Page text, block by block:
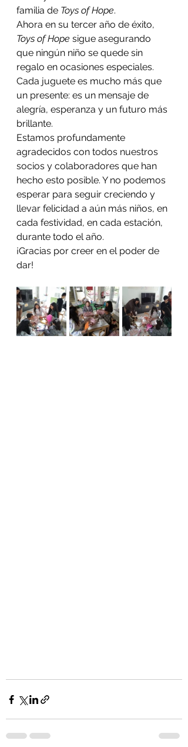
familia de Toys of Hope.
Ahora en su tercer año de éxito,
Toys of Hope sigue asegurando
que ningún niño se quede sin
regalo en ocasiones especiales.
Cada juguete es mucho más que
un presente: es un mensaje de
alegría, esperanza y un futuro más
brillante.
Estamos profundamente
agradecidos con todos nuestros
socios y colaboradores que han
hecho esto posible. Y no podemos
esperar para seguir creciendo y
llevar felicidad a aún más niños, en
cada festividad, en cada estación,
durante todo el año.
¡Gracias por creer en el poder de
dar!